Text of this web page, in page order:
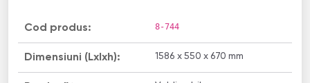
Cod produs: 8-744
Dimensiuni (Lxlxh): 1586 x 550 x 670 mm